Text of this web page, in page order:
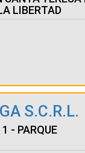
LIBERTAD
S.C.R.L.
- PARQUE